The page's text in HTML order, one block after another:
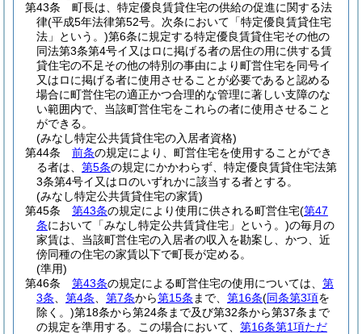
第43条
町長は、特定優良賃貸住宅の供給の促進に関する法
律(平成5年法律第52号。次条において「特定優良賃貸住宅
法」という。)第6条に規定する特定優良賃貸住宅その他の
同法第3条第4号イ又はロに掲げる者の居住の用に供する賃
貸住宅の不足その他の特別の事由により町営住宅を同号イ
又はロに掲げる者に使用させることが必要であると認める
場合に町営住宅の適正かつ合理的な管理に著しい支障のな
い範囲内で、当該町営住宅をこれらの者に使用させること
ができる。
(みなし特定公共賃貸住宅の入居者資格)
第44条
前条の規定により、町営住宅を使用することができ
る者は、 第5条の規定にかかわらず、特定優良賃貸住宅法第
3条第4号イ又はロのいずれかに該当する者とする。
(みなし特定公共賃貸住宅の家賃)
第45条
第43条の規定により使用に供される町営住宅(第47
条において「みなし特定公共賃貸住宅」という。)の毎月の
家賃は、当該町営住宅の入居者の収入を勘案し、かつ、近
傍同種の住宅の家賃以下で町長が定める。
(準用)
第46条
第43条の規定による町営住宅の使用については、 第
3条
第4条 第7条から第15条 まで、 第16条(同条第3項を
除く。)第18条から第24条まで及び第32条から第37条まで
の規定を準用する。
この場合において、 第16条第1項ただ